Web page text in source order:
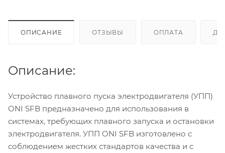
ОПИСАНИЕ ОТЗЫВЫ ОПЛАТА
Описание:
Устройство плавного пуска электродвигателя (УПП)
ONI SFB предназначено для использования в
системах, требующих плавного запуска и остановки
электродвигателя. УПП ONI SFB изготовлено с
соблюдением жестких стандартов качества и с